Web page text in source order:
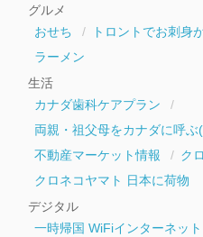
グルメ
おせち
トロントでお刺身
ラーメン
生活
カナダ歯科ケアプラン
両親・祖父母をカナダに呼ぶ
不動産マーケット情報
ク
クロネコヤマト 日本に荷物
デジタル
一時帰国 WiFiインターネット